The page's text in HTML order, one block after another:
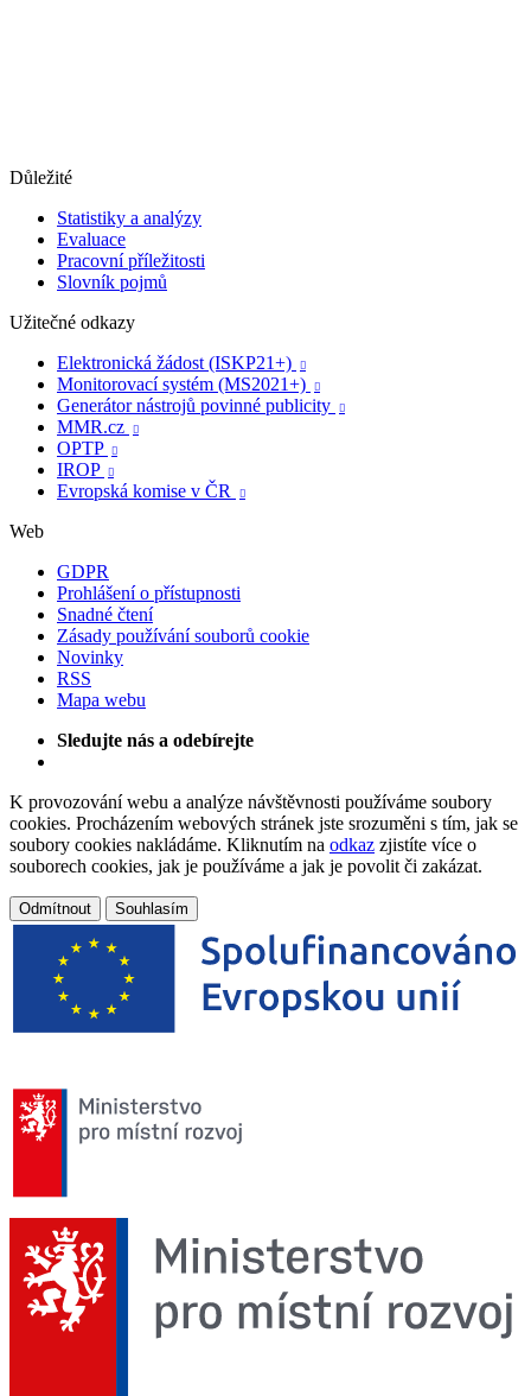
Důležité
Statistiky a analýzy
Evaluace
Pracovní příležitosti
Slovník pojmů
Užitečné odkazy
Elektronická žádost (ISKP21+)

Monitorovací systém (MS2021+) 
Generátor nástrojů povinné publicity 
MMR.cz 
OPTP 
IROP 
Evropská komise v ČR 
Web
GDPR
Prohlášení o přístupnosti
Snadné čtení
Zásady používání souborů cookie
Novinky
RSS
Mapa webu
Sledujte nás a odebírejte
K provozování webu a analýze návštěvnosti používáme soubory
cookies. Procházením webových stránek jste srozuměni s tím, jak se
soubory cookies nakládáme. Kliknutím na odkaz zjistíte více o
souborech cookies, jak je používáme a jak je povolit či zakázat.
Odmítnout Souhlasím